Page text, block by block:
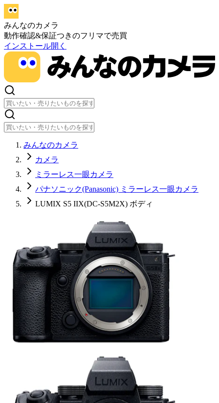
みんなのカメラ
動作確認&保証つきのフリマで売買
インストール開く
みんなのカメラ
カメラ
ミラーレス一眼カメラ
パナソニック(Panasonic) ミラーレス一眼カメラ
LUMIX S5 IIX(DC-S5M2X) ボディ